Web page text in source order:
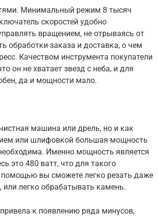
Минимальный режим 8 тысяч
скоростей удобно
вращением, не отрываясь от
обработки заказа и доставка, о чем
Качеством инструмента покупатели
он не хватает звезд с неба, и для
да и мощности мало.
машина или дрель, но и как
или шлифовкой большая мощность
Именно мощность является
это 480 ватт, что для такого
помощью вы сможете легко резать даже
легко обрабатывать камень.
к появлению ряда минусов,